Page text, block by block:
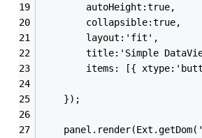
        autoHeight:true,
        collapsible:true,
        layout:'fit',
title:'Simple
items: [{
    });